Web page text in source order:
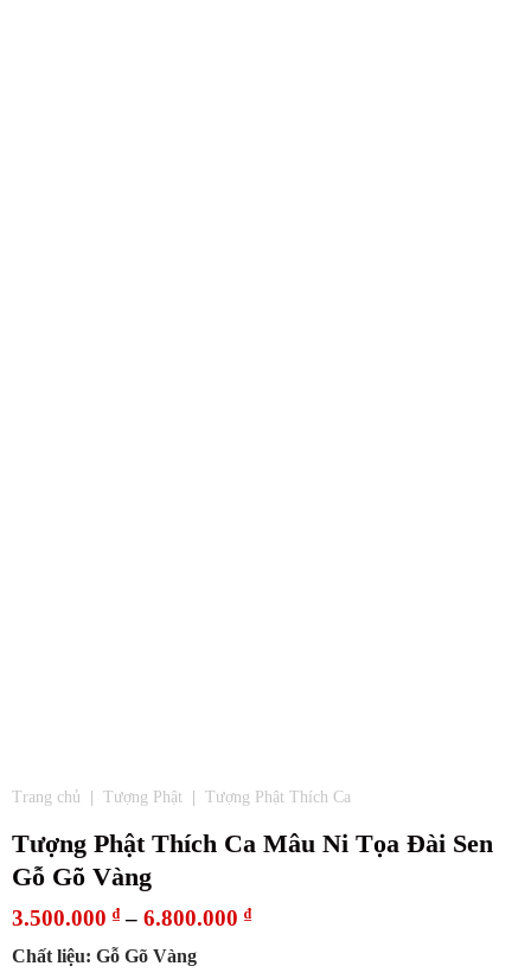
Trang chủ | Tượng Phật | Tượng Phật Thích Ca
Tượng Phật Thích Ca Mâu Ni Tọa Đài Sen
Gỗ Gõ Vàng
3.500.000 ₫ – 6.800.000 ₫
Chất liệu: Gỗ Gõ Vàng